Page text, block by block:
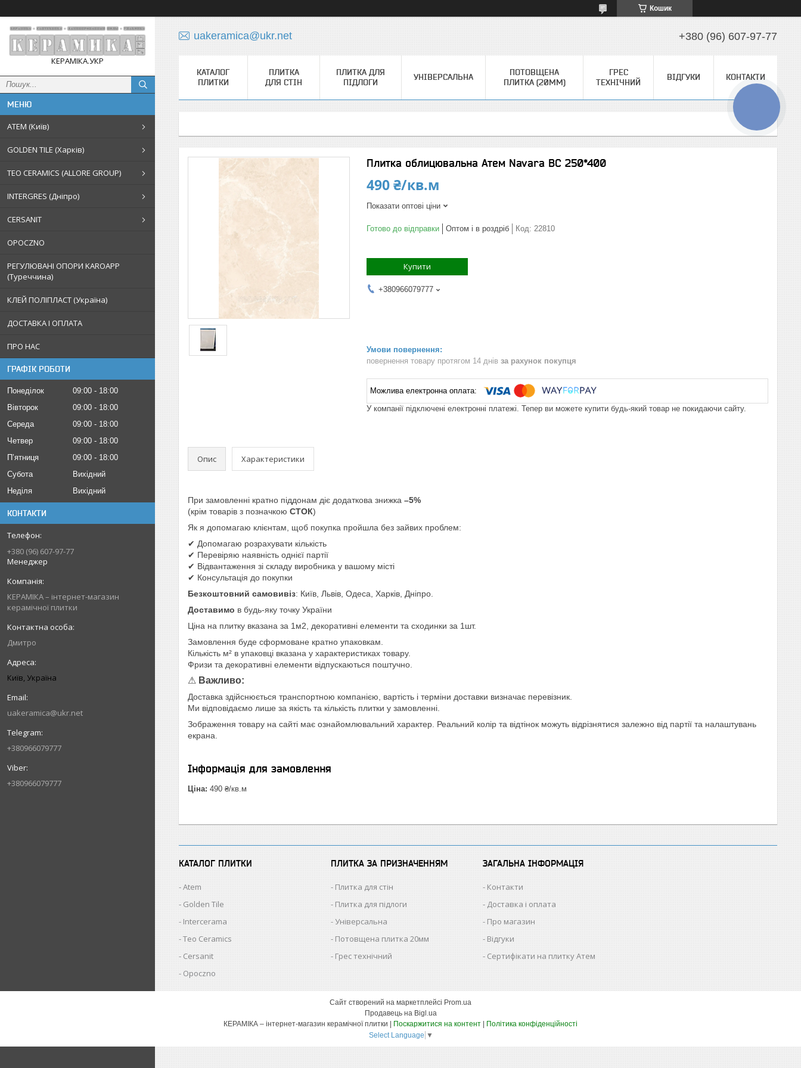
Кошик
КЕРАМІКА.УКР
АТЕМ (Київ)
GOLDEN TILE (Харків)
TEO CERAMICS (ALLORE GROUP)
INTERGRES (Дніпро)
CERSANIT
OPOCZNO
РЕГУЛЮВАНІ ОПОРИ KAROAPP
(Туреччина)
КЛЕЙ ПОЛІПЛАСТ (Україна)
ДОСТАВКА І ОПЛАТА
ПРО НАС
ГРАФІК РОБОТИ
Понеділок 09:00
18:00
Вівторок
09:00
18:00
Середа
09:00
18:00
Четвер
09:00
18:00
Пʼятниця
09:00
18:00
Субота
Вихідний
Неділя
Вихідний
КОНТАКТИ
+380 (96) 607-97-77
Менеджер
КЕРАМІКА – інтернет-магазин
керамічної плитки
Дмитро
Київ, Україна
uakeramica@ukr.net
+380966079777
+380966079777
uakeramica@ukr.net +380 (96) 607-97-77
КАТАЛОГ
ПЛИТКИ
ПЛИТКА
ДЛЯ СТІН
ПЛИТКА ДЛЯ
ПІДЛОГИ
УНІВЕРСАЛЬНА
ПОТОВЩЕНА
ПЛИТКА (20ММ)
ГРЕС
ТЕХНІЧНИЙ
ВІДГУКИ КОНТАКТИ
Плитка облицювальна Атем Navara BC 250*400
490 ₴/кв.м
Показати оптові ціни
Готово до відправки Оптом і в роздріб Код: 22810
Купити
+380966079777
повернення товару протягом 14 днів за рахунок покупця
У компанії підключені електронні платежі. Тепер ви можете купити будь-який товар не покидаючи сайту.
Опис Характеристики
При замовленні кратно піддонам діє додаткова знижка –5%
(крім товарів з позначкою СТОК)
Як я допомагаю клієнтам, щоб покупка пройшла без зайвих проблем:
✔ Допомагаю розрахувати кількість
✔ Перевіряю наявність однієї партії
✔ Відвантаження зі складу виробника у вашому місті
✔ Консультація до покупки
Безкоштовний самовивіз: Київ, Львів, Одеса, Харків, Дніпро.
Доставимо в будь-яку точку України
Ціна на плитку вказана за 1м2, декоративні елементи та сходинки за 1шт.
Замовлення буде сформоване кратно упаковкам.
Кількість м² в упаковці вказана у характеристиках товару.
Фризи та декоративні елементи відпускаються поштучно.
⚠ Важливо:
Доставка здійснюється транспортною компанією, вартість і терміни доставки визначає перевізник.
Ми відповідаємо лише за якість та кількість плитки у замовленні.
Зображення товару на сайті має ознайомлювальний характер. Реальний колір та відтінок можуть відрізнятися залежно від партії та налаштувань
екрана.
Інформація для замовлення
Ціна: 490 ₴/кв.м
КАТАЛОГ ПЛИТКИ
Atem
Golden Tile
Intercerama
Teo Ceramics
Cersanit
Opoczno
ПЛИТКА ЗА ПРИЗНАЧЕННЯМ
Плитка для стін
Плитка для підлоги
Універсальна
Потовщена плитка 20мм
Грес технічний
ЗАГАЛЬНА ІНФОРМАЦІЯ
Контакти
Доставка і оплата
Про магазин
Відгуки
Сертифікати на плитку Атем
Сайт створений на маркетплейсі Prom.ua
Продавець на Bigl.ua
Поскаржитися на контент
Політика конфіденційності
Select Language ▼